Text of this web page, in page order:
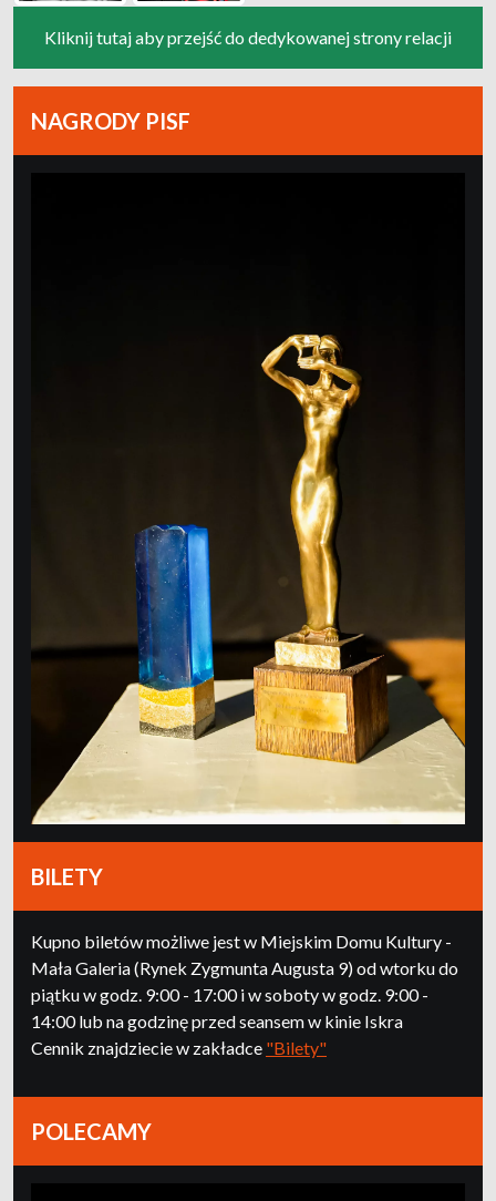
Kliknij tutaj aby przejść do dedykowanej strony relacji
NAGRODY PISF
BILETY
Kupno biletów możliwe jest w Miejskim Domu Kultury -
Mała Galeria (Rynek Zygmunta Augusta 9) od wtorku do
piątku w godz. 9:00 - 17:00 i w soboty w godz. 9:00 -
14:00 lub na godzinę przed seansem w kinie Iskra
Cennik znajdziecie w zakładce "Bilety"
POLECAMY